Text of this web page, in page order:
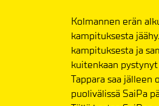
Kolmannen erän
kampituksesta
kampituksesta ja
kuitenkaan
Tappara saa
puolivälissä SaiPa